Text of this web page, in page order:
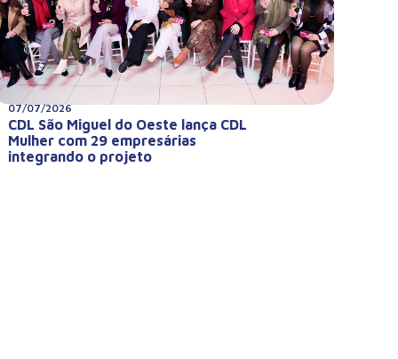
07/07/2026
CDL São Miguel do Oeste lança CDL
Mulher com 29 empresárias
integrando o projeto